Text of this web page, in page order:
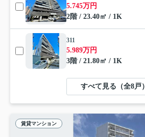
5.745万円
2階 / 23.40㎡ / 1K
311
5.989万円
3階 / 21.80㎡ / 1K
すべて見る（全8戸）
賃貸マンション